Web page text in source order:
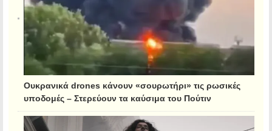
Ουκρανικά drones κάνουν «σουρωτήρι» τις ρωσικές
υποδομές – Στερεύουν τα καύσιμα του Πούτιν